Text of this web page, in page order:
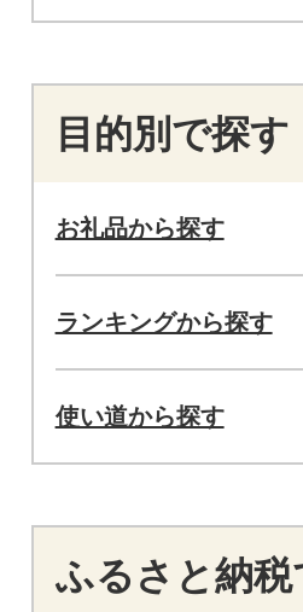
目的別で探す
お礼品から探す
ランキングから探す
使い道から探す
ふるさと納税